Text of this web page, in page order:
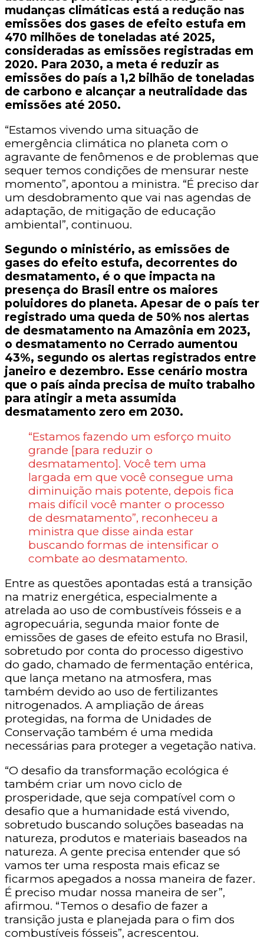
mudanças climáticas está a redução nas
emissões dos gases de efeito estufa em
470 milhões de toneladas até 2025,
consideradas as emissões registradas em
2020. Para 2030, a meta é reduzir as
emissões do país a 1,2 bilhão de toneladas
de carbono e alcançar a neutralidade das
emissões até 2050.
“Estamos vivendo uma situação de
emergência climática no planeta com o
agravante de fenômenos e de problemas que
sequer temos condições de mensurar neste
momento”, apontou a ministra. “É preciso dar
um desdobramento que vai nas agendas de
adaptação, de mitigação de educação
ambiental”, continuou.
Segundo o ministério, as emissões de
gases do efeito estufa, decorrentes do
desmatamento, é o que impacta na
presença do Brasil entre os maiores
poluidores do planeta. Apesar de o país ter
registrado uma queda de 50% nos alertas
de desmatamento na Amazônia em 2023,
o desmatamento no Cerrado aumentou
43%, segundo os alertas registrados entre
janeiro e dezembro. Esse cenário mostra
que o país ainda precisa de muito trabalho
para atingir a meta assumida
desmatamento zero em 2030.
“Estamos fazendo um esforço muito
grande [para reduzir o
desmatamento]. Você tem uma
largada em que você consegue uma
diminuição mais potente, depois fica
mais difícil você manter o processo
de desmatamento”, reconheceu a
ministra que disse ainda estar
buscando formas de intensificar o
combate ao desmatamento.
Entre as questões apontadas está a transição
na matriz energética, especialmente a
atrelada ao uso de combustíveis fósseis e a
agropecuária, segunda maior fonte de
emissões de gases de efeito estufa no Brasil,
sobretudo por conta do processo digestivo
do gado, chamado de fermentação entérica,
que lança metano na atmosfera, mas
também devido ao uso de fertilizantes
nitrogenados. A ampliação de áreas
protegidas, na forma de Unidades de
Conservação também é uma medida
necessárias para proteger a vegetação nativa.
“O desafio da transformação ecológica é
também criar um novo ciclo de
prosperidade, que seja compatível com o
desafio que a humanidade está vivendo,
sobretudo buscando soluções baseadas na
natureza, produtos e materiais baseados na
natureza. A gente precisa entender que só
vamos ter uma resposta mais eficaz se
ficarmos apegados a nossa maneira de fazer.
É preciso mudar nossa maneira de ser”,
afirmou. “Temos o desafio de fazer a
transição justa e planejada para o fim dos
combustíveis fósseis”, acrescentou.